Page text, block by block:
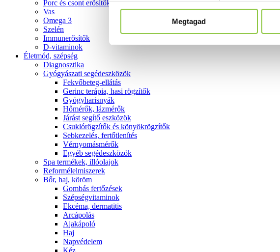
Megtagad
Porc és csont erősítők
Vas
Omega 3
Szelén
Immunerősítők
D-vitaminok
Életmód, szépség
Diagnosztika
Gyógyászati segédeszközök
Fekvőbeteg-ellátás
Gerinc terápia, hasi rögzítők
Gyógyharisnyák
Hőmérők, lázmérők
Járást segítő eszközök
Csuklórögzítők és könyökrögzítők
Sebkezelés, fertőtlenítés
Vérnyomásmérők
Egyéb segédeszközök
Spa termékek, illóolajok
Reformélelmiszerek
Bőr, haj, köröm
Gombás fertőzések
Szépségvitaminok
Ekcéma, dermatitis
Arcápolás
Ajakápoló
Haj
Napvédelem
Kéz